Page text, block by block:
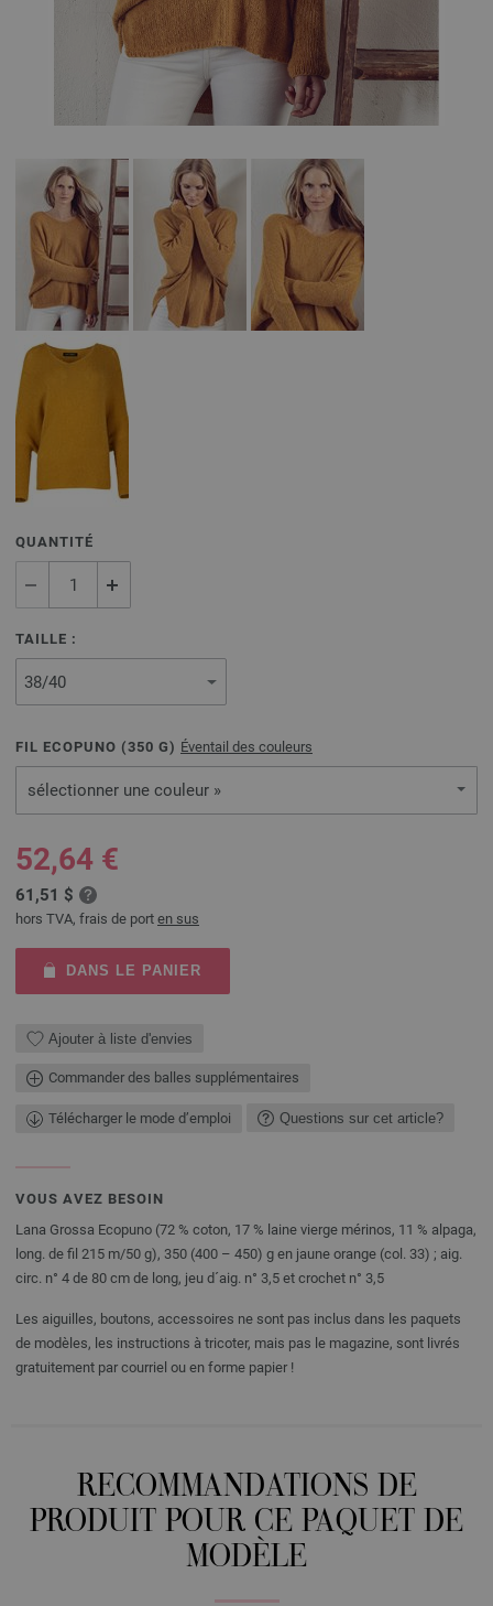
QUANTITÉ
TAILLE :
FIL ECOPUNO (350 G) Éventail des couleurs
sélectionner une couleur »
52,64 €
61,51 $
hors TVA, frais de port en sus
DANS LE PANIER
Ajouter à liste d'envies
Commander des balles supplémentaires
Télécharger le mode d’emploi Questions sur cet article?
VOUS AVEZ BESOIN
Lana Grossa Ecopuno (72 % coton, 17 % laine vierge mérinos, 11 % alpaga,
long. de fil 215 m/50 g), 350 (400 – 450) g en jaune orange (col. 33) ; aig.
circ. n° 4 de 80 cm de long, jeu d´aig. n° 3,5 et crochet n° 3,5
Les aiguilles, boutons, accessoires ne sont pas inclus dans les paquets
de modèles, les instructions à tricoter, mais pas le magazine, sont livrés
gratuitement par courriel ou en forme papier !
RECOMMANDATIONS DE
PRODUIT POUR CE PAQUET DE
MODÈLE